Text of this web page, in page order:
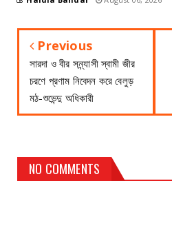
Previous
সারদা ও বীর সন্ন্যাসী স্বামী জীর
চরণে প্রণাম নিবেদন করে বেলুড়
মঠ-শুভেন্দু অধিকারী
NO COMMENTS